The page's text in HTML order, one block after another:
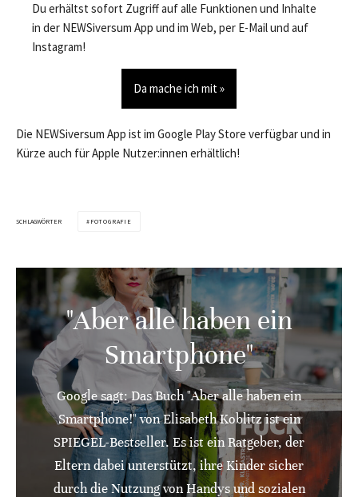
Du erhältst sofort Zugriff auf alle Funktionen und Inhalte
in der NEWSiversum App und im Web, per E-Mail und auf
Instagram!
Da mache ich mit »
Die NEWSiversum App ist im Google Play Store verfügbar und in
Kürze auch für Apple Nutzer:innen erhältlich!
SCHLAGWÖRTER FOTOGRAFIE
"Aber alle haben ein
Smartphone"
Google sagt: Das Buch "Aber alle haben ein
Smartphone!" von Elisabeth Koblitz ist ein
SPIEGEL-Bestseller. Es ist ein Ratgeber, der
Eltern dabei unterstützt, ihre Kinder sicher
durch die Nutzung von Handys und sozialen